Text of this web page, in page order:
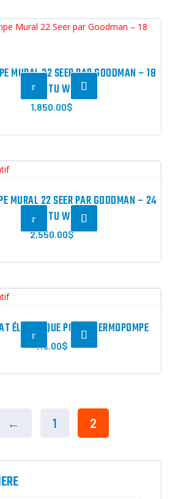
MURAL 22 SEER PAR GOODMAN – 18
000 BTU WIFI
1,850.00$
r
MURAL 22 SEER PAR GOODMAN – 24
000 BTU WIFI
2,550.00$
r
ÉLECTRIQUE POUR THERMOPOMPE
119.00$
r
← 1 2